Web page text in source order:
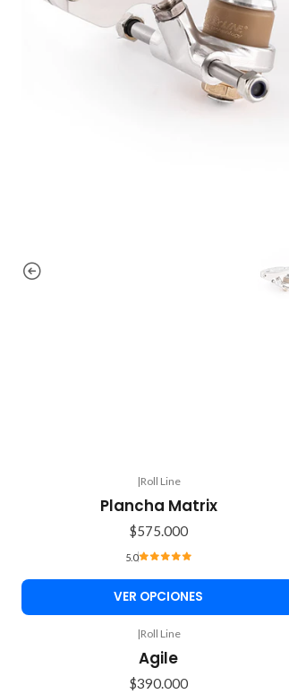
|Roll Line
Plancha Matrix
$575.000
5.0
VER OPCIONES
|Roll Line
Agile
$390.000